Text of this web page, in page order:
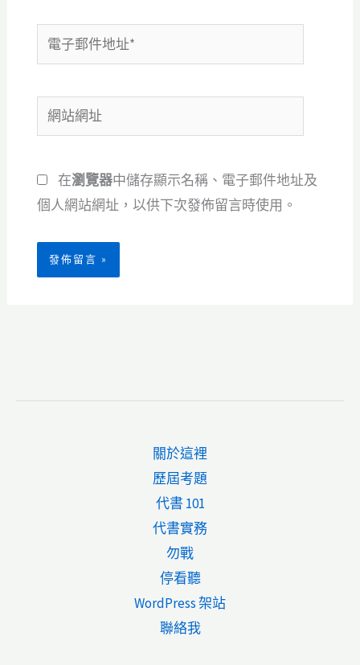
電
子
件
地
*
網
站
址
在瀏覽器中儲存顯示名稱、電子郵件地址及
個人網站網址，以供下次發佈留言時使用。
關於這裡
歷屆考題
代書 101
代書實務
勿戰
停看聽
WordPress 架站
聯絡我